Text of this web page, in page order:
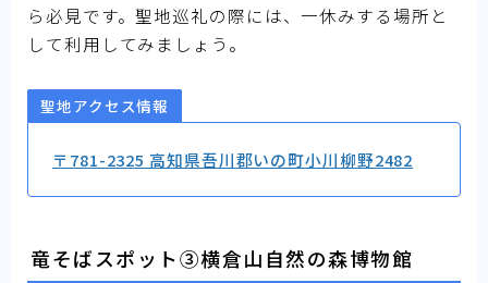
ら必見です。聖地巡礼の際には、一休みする場所と
して利用してみましょう。
聖地アクセス情報
〒781-2325 高知県吾川郡いの町小川柳野2482
竜そばスポット③横倉山自然の森博物館